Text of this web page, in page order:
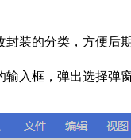
封装的分类，方便后
输入框，弹出选择弹